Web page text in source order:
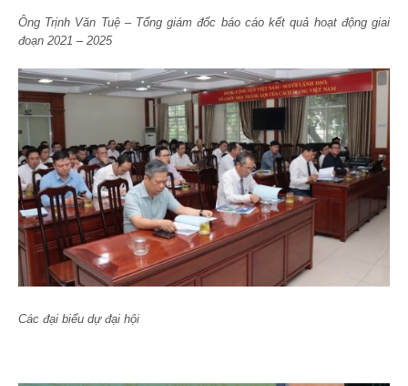
Ông Trịnh Văn Tuệ – Tổng giám đốc báo cáo kết quả hoạt động giai
đoạn 2021 – 2025
Các đại biểu dự đại hội